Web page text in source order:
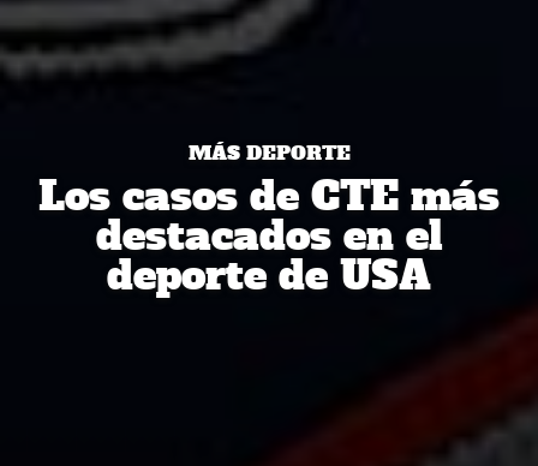
MÁS DEPORTE
Los casos de CTE más
destacados en el
deporte de USA